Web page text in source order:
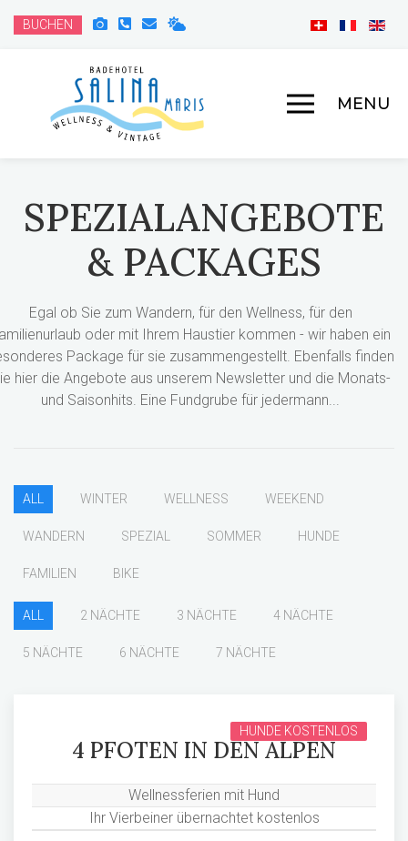
BUCHEN
MENU
SPEZIALANGEBOTE
& PACKAGES
Egal ob Sie zum Wandern, für den Wellness, für den
oder mit Ihrem Haustier kommen - wir haben ein
Package für sie zusammengestellt. Ebenfalls finden
hier die Angebote aus unserem Newsletter und die Monats-
und Saisonhits. Eine Fundgrube für jedermann...
ALL WINTER WELLNESS WEEKEND
WANDERN SPEZIAL SOMMER HUNDE
FAMILIEN BIKE
ALL 2 NÄCHTE 3 NÄCHTE 4 NÄCHTE
5 NÄCHTE 6 NÄCHTE 7 NÄCHTE
HUNDE KOSTENLOS
4 PFOTEN IN DEN ALPEN
Wellnessferien mit Hund
Ihr Vierbeiner übernachtet kostenlos